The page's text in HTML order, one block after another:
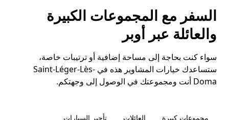
السفر مع المجموعات الكبيرة
والعائلة عبر أوبر
سواء كنت بحاجة إلى مساحة إضافية أو ترتيبات خاصة،
ستساعدك خيارات المشاوير هذه في Saint-Léger-Lès-
Doma أنت ومجموعتك في الوصول إلى وجهتكم.
مجموعات كبيرة العائلات تأجير السيارات